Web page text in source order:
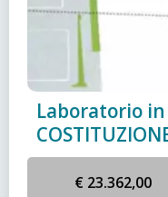
Laboratorio
€ 23.362,00